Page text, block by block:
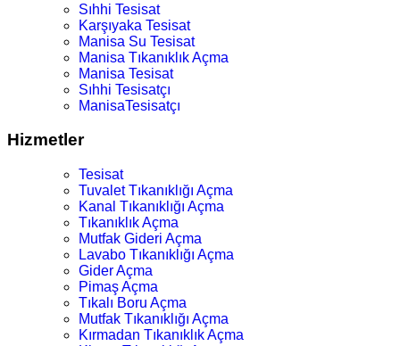
Sıhhi Tesisat
Karşıyaka Tesisat
Manisa Su Tesisat
Manisa Tıkanıklık Açma
Manisa Tesisat
Sıhhi Tesisatçı
ManisaTesisatçı
Hizmetler
Tesisat
Tuvalet Tıkanıklığı Açma
Kanal Tıkanıklığı Açma
Tıkanıklık Açma
Mutfak Gideri Açma
Lavabo Tıkanıklığı Açma
Gider Açma
Pimaş Açma
Tıkalı Boru Açma
Mutfak Tıkanıklığı Açma
Kırmadan Tıkanıklık Açma